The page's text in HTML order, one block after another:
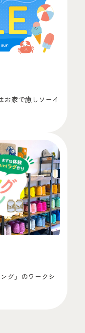
家で癒しソーイ
グ」のワークシ